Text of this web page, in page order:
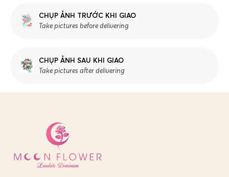
CHỤP ẢNH TRƯỚC KHI GIAO
Take pictures before delivering
CHỤP ẢNH SAU KHI GIAO
Take pictures after delivering